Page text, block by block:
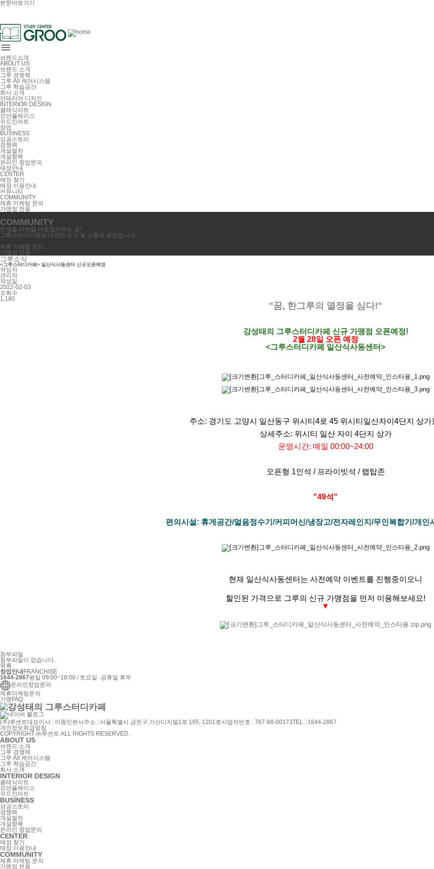
본문바로가기

브랜드소개
ABOUT US
브랜드 소개
그루 경쟁력
그루 All 케어시스템
그루 학습공간
회사 소개
인테리어 디자인
INTERIOR DESIGN
클래식아트
모던플레이스
우드인아트
창업
BUSINESS
성공스토리
경쟁력
개설절차
개설항목
온라인 창업문의
매장안내
CENTER
매장 찾기
매장 이용안내
커뮤니티
COMMUNITY
제휴 마케팅 문의
가맹점 전용
COMMUNITY
인생을 터전을 바로잡아주는 곳!
그루스터디카페의 다양한 소식 및 소통의 공간입니다.
제휴 마케팅 문의
가맹점 전용
그루소식
<그루스터디카페> 일산식사동센터 신규오픈예정
작성자
관리자
작성일
2022-02-03
조회수
1,180
"꿈, 한그루의 열정을 심다!"
강성태의 그루스터디카페 신규 가맹점 오픈예정!
2월 28일 오픈 예정
<그루스터디카페 일산식사동센터>
주소: 경기도 고양시 일산동구 위시티4로 45 위시티일산자이4단지 상가
상세주소: 위시티 일산 자이 4단지 상가
운영시간: 매일 00:00~24:00
오픈형 1인석 / 프라이빗석 / 랩탑존
​​"49석"
편의시설: 휴게공간/얼음정수기/커피머신/냉장고/전자레인지/무인복합기/개인
현재 일산식사동센터는 사전예약 이벤트를 진행중이오니
할인된 가격으로 그루의 신규 가맹점을 먼저 이용해보세요!
▼
첨부파일
첨부파일이 없습니다.
목록
창업안내FRANCHISE
1644-2867평일 09:00~18:00 / 토요일 ·공휴일 휴무
온라인창업문의
제휴마케팅문의
가맹FAQ
(주)루센트대표이사 : 이종민 본사주소 : 서울특별시 금천구 가산디지털1로 165, 1201호사업자번호 : 767-88-00173TEL : 1644-2867
개인정보취급방침
COPYRIGHT ㈜루센트 ALL RIGHTS RESERVED.
ABOUT US
브랜드 소개
그루 경쟁력
그루 All 케어시스템
그루 학습공간
회사 소개
INTERIOR DESIGN
클래식아트
모던플레이스
우드인아트
BUSINESS
성공스토리
경쟁력
개설절차
개설항목
온라인 창업문의
CENTER
매장 찾기
매장 이용안내
COMMUNITY
제휴 마케팅 문의
가맹점 전용